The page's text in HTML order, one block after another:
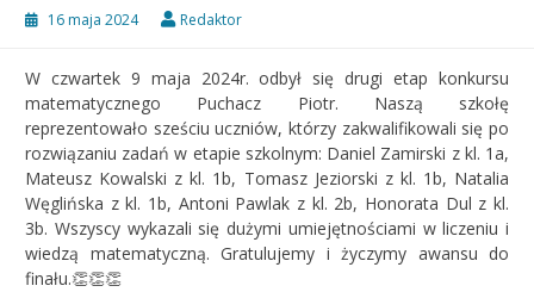
16 maja 2024 Redaktor
W czwartek 9 maja 2024r. odbył się drugi etap konkursu
matematycznego Puchacz Piotr. Naszą szkołę
reprezentowało sześciu uczniów, którzy zakwalifikowali się po
rozwiązaniu zadań w etapie szkolnym: Daniel Zamirski z kl. 1a,
Mateusz Kowalski z kl. 1b, Tomasz Jeziorski z kl. 1b, Natalia
Węglińska z kl. 1b, Antoni Pawlak z kl. 2b, Honorata Dul z kl.
3b. Wszyscy wykazali się dużymi umiejętnościami w liczeniu i
wiedzą matematyczną. Gratulujemy i życzymy awansu do
finału.👏👏👏